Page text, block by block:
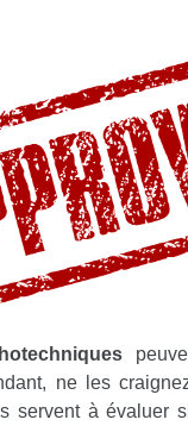
médicale test
ne les
servent à évaluer